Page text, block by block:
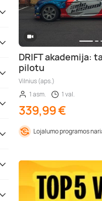
DRIFT akademija:
pilotu
Vilnius (aps.)
1 asm.
1 val.
339,99 €
Lojalumo programos